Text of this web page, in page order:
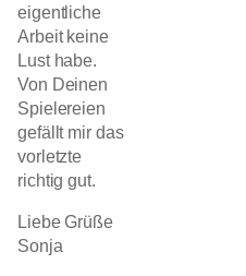
eigentliche
Arbeit keine
Lust habe.
Von Deinen
Spielereien
gefällt mir das
vorletzte
richtig gut.
Liebe Grüße
Sonja